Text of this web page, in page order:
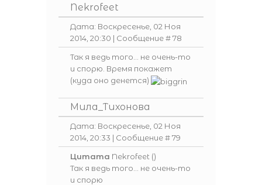
Nekrofeet
Дата: Воскресенье, 02 Ноя
2014, 20:30 | Сообщение #78
Так я ведь того... не очень-то
и спорю. Время покажет
(куда оно денется)
Мила_Тихонова
Дата: Воскресенье, 02 Ноя
2014, 20:33 | Сообщение #79
Цитата Nekrofeet ()
Так я ведь того... не очень-то
и спорю